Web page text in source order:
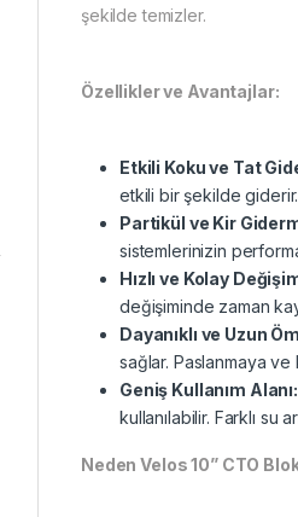
şekilde temizler.
Özellikler ve Avantajlar:
Etkili Koku ve Tat
etkili bir şekilde
Partikül ve Kir
sistemlerinizin
Hızlı ve Kolay
değişiminde zaman
Dayanıklı ve Uzun
sağlar. Paslanmaya ve
Geniş Kullanım Alanı:
kullanılabilir. Farklı su
Neden Velos 10” CTO